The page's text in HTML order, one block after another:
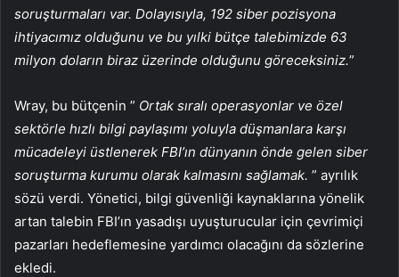
soruşturmaları var. Dolayısıyla, 192 siber pozisyona
ihtiyacımız olduğunu ve bu yılki bütçe talebimizde 63
milyon doların biraz üzerinde olduğunu göreceksiniz.”
Wray, bu bütçenin ” Ortak sıralı operasyonlar ve özel
sektörle hızlı bilgi paylaşımı yoluyla düşmanlara karşı
mücadeleyi üstlenerek FBI’ın dünyanın önde gelen siber
soruşturma kurumu olarak kalmasını sağlamak. ” ayrılık
sözü verdi. Yönetici, bilgi güvenliği kaynaklarına yönelik
artan talebin FBI’ın yasadışı uyuşturucular için çevrimiçi
pazarları hedeflemesine yardımcı olacağını da sözlerine
ekledi.